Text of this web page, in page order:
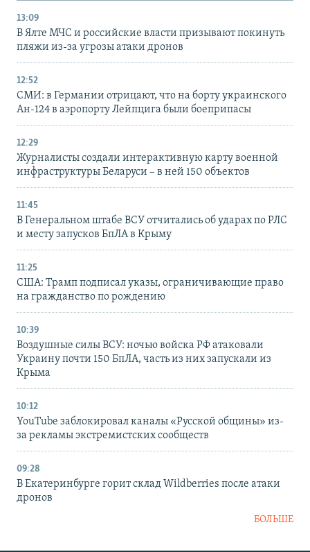
13:09
В Ялте МЧС и российские власти призывают покинуть
пляжи из-за угрозы атаки дронов
12:52
СМИ: в Германии отрицают, что на борту украинского
Ан-124 в аэропорту Лейпцига были боеприпасы
12:29
Журналисты создали интерактивную карту военной
инфраструктуры Беларуси – в ней 150 объектов
11:45
В Генеральном штабе ВСУ отчитались об ударах по РЛС
и месту запусков БпЛА в Крыму
11:25
США: Трамп подписал указы, ограничивающие право
на гражданство по рождению
10:39
Воздушные силы ВСУ: ночью войска РФ атаковали
Украину почти 150 БпЛА, часть из них запускали из
Крыма
10:12
YouTube заблокировал каналы «Русской общины» из-
за рекламы экстремистских сообществ
09:28
В Екатеринбурге горит склад Wildberries после атаки
дронов
БОЛЬШЕ